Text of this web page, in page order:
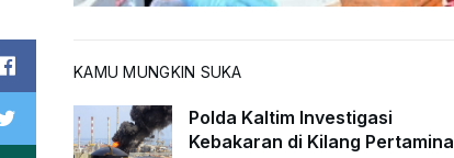
KAMU MUNGKIN SUKA
Polda Kaltim Investigasi
Kebakaran di Kilang Pertamina